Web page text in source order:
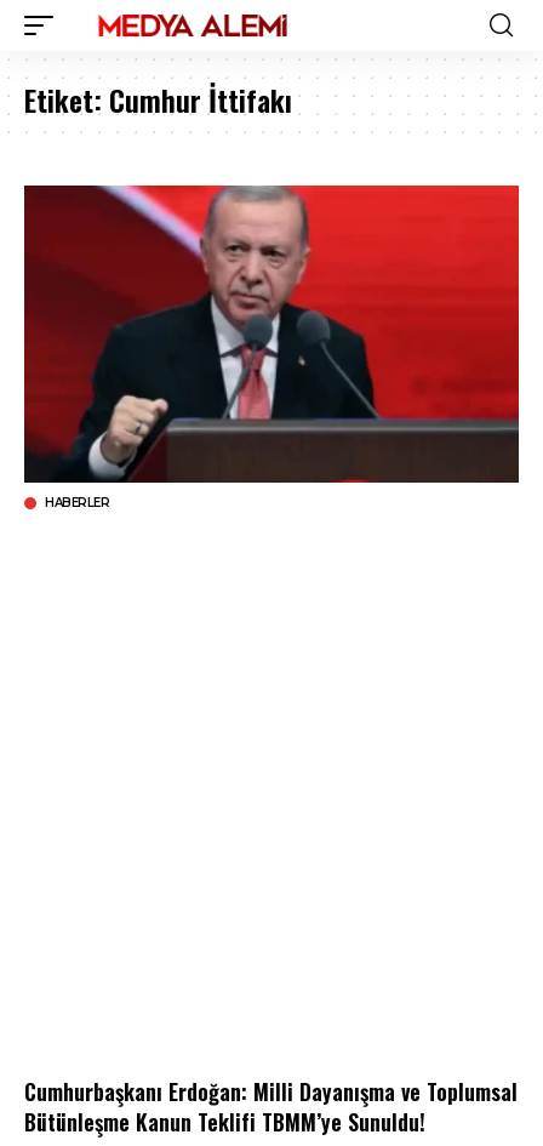
Etiket: Cumhur İttifakı
HABERLER
Cumhurbaşkanı Erdoğan: Milli Dayanışma ve Toplumsal
Bütünleşme Kanun Teklifi TBMM’ye Sunuldu!